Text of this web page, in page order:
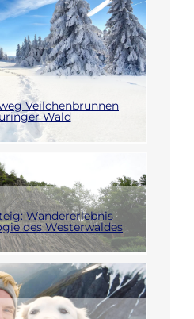
Veilchenbrunnen
Wald
Wandererlebnis
des Westerwaldes